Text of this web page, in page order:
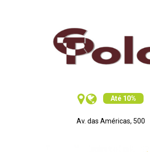
Até 10%
Av. das Américas, 500